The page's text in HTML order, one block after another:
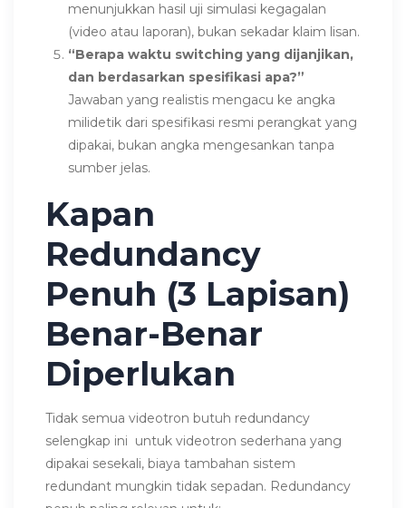
menunjukkan hasil uji simulasi kegagalan
(video atau laporan), bukan sekadar klaim lisan.
“Berapa waktu switching yang dijanjikan,
dan berdasarkan spesifikasi apa?”
Jawaban yang realistis mengacu ke angka
milidetik dari spesifikasi resmi perangkat yang
dipakai, bukan angka mengesankan tanpa
sumber jelas.
Kapan
Redundancy
Penuh (3 Lapisan)
Benar-Benar
Diperlukan
Tidak semua videotron butuh redundancy
selengkap ini untuk videotron sederhana yang
dipakai sesekali, biaya tambahan sistem
redundant mungkin tidak sepadan. Redundancy